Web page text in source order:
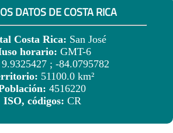
DATOS DE COSTA RICA
Costa Rica: San José
horario: GMT-6
9.9325427 ; -84.0795782
51100.0 km²
4516220
ISO, códigos: CR